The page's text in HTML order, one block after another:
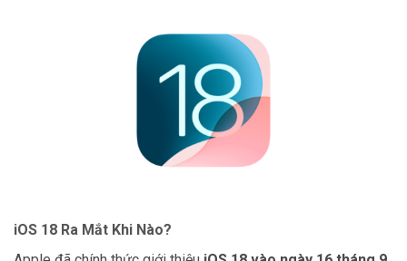
iOS 18 Ra Mắt Khi Nào?